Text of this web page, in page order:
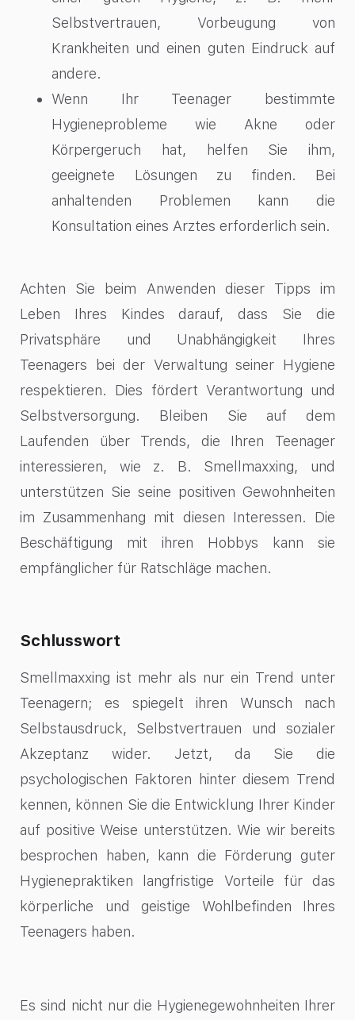
Selbstvertrauen, Vorbeugung von
Krankheiten und einen guten Eindruck auf
andere.
Wenn Ihr Teenager bestimmte
Hygieneprobleme wie Akne oder
Körpergeruch hat, helfen Sie ihm,
geeignete Lösungen zu finden. Bei
anhaltenden Problemen kann die
Konsultation eines Arztes erforderlich sein.
Achten Sie beim Anwenden dieser Tipps im
Leben Ihres Kindes darauf, dass Sie die
Privatsphäre und Unabhängigkeit Ihres
Teenagers bei der Verwaltung seiner Hygiene
respektieren. Dies fördert Verantwortung und
Selbstversorgung. Bleiben Sie auf dem
Laufenden über Trends, die Ihren Teenager
interessieren, wie z. B. Smellmaxxing, und
unterstützen Sie seine positiven Gewohnheiten
im Zusammenhang mit diesen Interessen. Die
Beschäftigung mit ihren Hobbys kann sie
empfänglicher für Ratschläge machen.
Schlusswort
Smellmaxxing ist mehr als nur ein Trend unter
Teenagern; es spiegelt ihren Wunsch nach
Selbstausdruck, Selbstvertrauen und sozialer
Akzeptanz wider. Jetzt, da Sie die
psychologischen Faktoren hinter diesem Trend
kennen, können Sie die Entwicklung Ihrer Kinder
auf positive Weise unterstützen. Wie wir bereits
besprochen haben, kann die Förderung guter
Hygienepraktiken langfristige Vorteile für das
körperliche und geistige Wohlbefinden Ihres
Teenagers haben.
Es sind nicht nur die Hygienegewohnheiten Ihrer